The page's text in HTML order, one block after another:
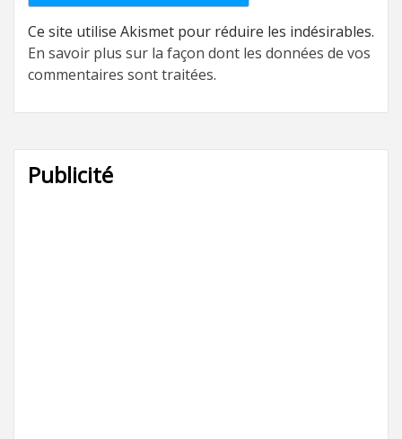
Ce site utilise Akismet pour réduire les indésirables.
En savoir plus sur la façon dont les données de vos
commentaires sont traitées.
Publicité